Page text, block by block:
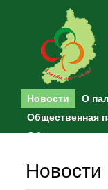
Новости О
Общественная
Общественные
Новости